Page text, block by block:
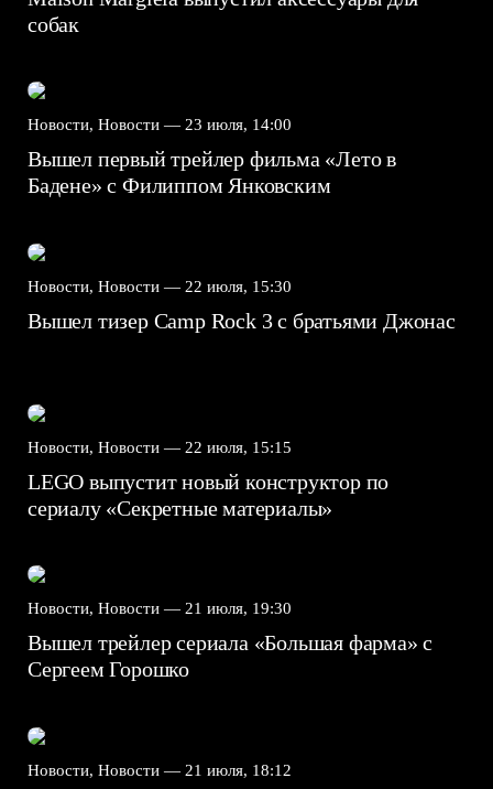
собак
Новости, Новости — 23 июля, 14:00
Вышел первый трейлер фильма «Лето в
Бадене» с Филиппом Янковским
Новости, Новости — 22 июля, 15:30
Вышел тизер Camp Rock 3 с братьями Джонас
Новости, Новости — 22 июля, 15:15
LEGO выпустит новый конструктор по
сериалу «Секретные материалы»
Новости, Новости — 21 июля, 19:30
Вышел трейлер сериала «Большая фарма» с
Сергеем Горошко
Новости, Новости — 21 июля, 18:12